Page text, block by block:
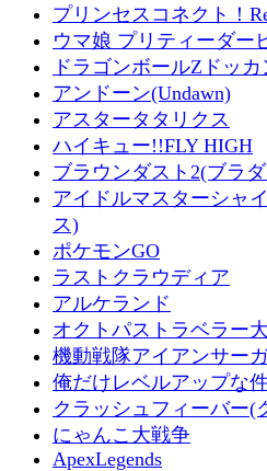
プリンセスコネクト！
ウマ娘 プリティーダー
ドラゴンボールZドッ
アンドーン(Undawn)
アスタータタリクス
ハイキュー!!FLY HIGH
ブラウンダスト2(ブラ
アイドルマスターシャ
ス)
ポケモンGO
ラストクラウディア
アルケランド
オクトパストラベラー
機動戦隊アイアンサー
俺だけレベルアップな
クラッシュフィーバー(
にゃんこ大戦争
ApexLegends